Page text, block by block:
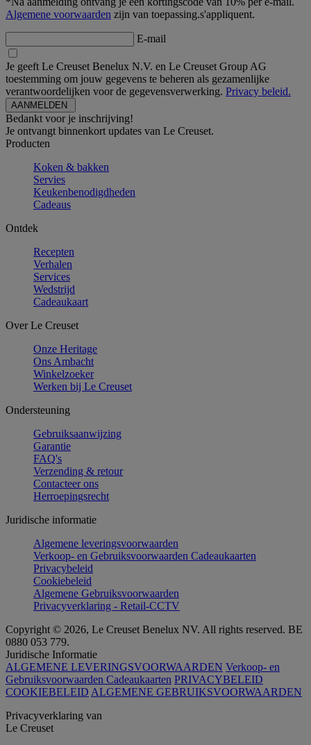
Algemene voorwaarden zijn van toepassing.s'appliquent.
E-mail
Je geeft Le Creuset Benelux N.V. en Le Creuset Group AG
toestemming om jouw gegevens te beheren als gezamenlijke
verantwoordelijken voor de gegevensverwerking. Privacy beleid.
Bedankt voor je inschrijving!
Je ontvangt binnenkort updates van Le Creuset.
Producten
Koken & bakken
Servies
Keukenbenodigdheden
Cadeaus
Ontdek
Recepten
Verhalen
Services
Wedstrijd
Cadeaukaart
Over Le Creuset
Onze Heritage
Ons Ambacht
Winkelzoeker
Werken bij Le Creuset
Ondersteuning
Gebruiksaanwijzing
Garantie
FAQ's
Verzending & retour
Contacteer ons
Herroepingsrecht
Juridische informatie
Algemene leveringsvoorwaarden
Verkoop- en Gebruiksvoorwaarden Cadeaukaarten
Privacybeleid
Cookiebeleid
Algemene Gebruiksvoorwaarden
Privacyverklaring - Retail-CCTV
Copyright © 2026, Le Creuset Benelux NV. All rights reserved. BE
0880 053 779.
Juridische Informatie
ALGEMENE LEVERINGSVOORWAARDEN Verkoop- en
Gebruiksvoorwaarden Cadeaukaarten PRIVACYBELEID
COOKIEBELEID ALGEMENE GEBRUIKSVOORWAARDEN
Privacyverklaring van
Le Creuset